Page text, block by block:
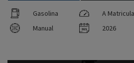
Gasolina A
Manual
2026